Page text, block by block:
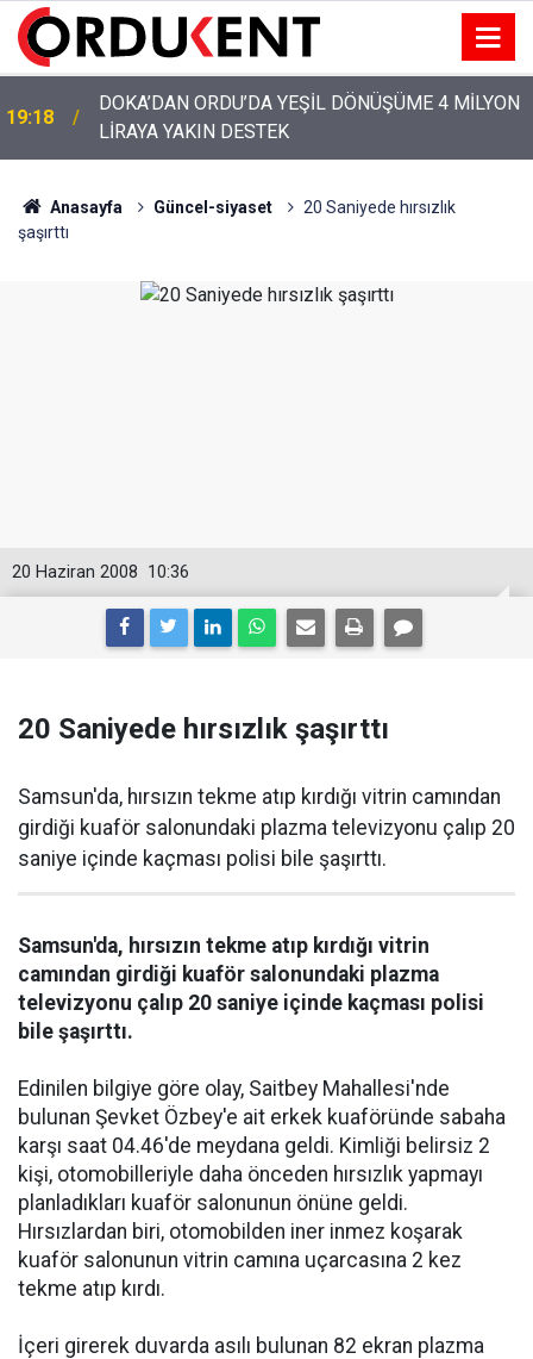
19:18
DOKA’DAN ORDU’DA YEŞİL DÖNÜŞÜME 4 MİLYON
LİRAYA YAKIN DESTEK
12:46
YENİ PARTİ’NİN ORDU’DAKİ 69 KİŞİLİK KURUCU
KADROSU AÇIKLANDI
Anasayfa Güncel-siyaset
20 Saniyede hırsızlık
şaşırttı
10:36
20 Haziran 2008
20 Saniyede hırsızlık şaşırttı
Samsun'da, hırsızın tekme atıp kırdığı vitrin camından
girdiği kuaför salonundaki plazma televizyonu çalıp 20
saniye içinde kaçması polisi bile şaşırttı.
Samsun'da, hırsızın tekme atıp kırdığı vitrin
camından girdiği kuaför salonundaki plazma
televizyonu çalıp 20 saniye içinde kaçması polisi
bile şaşırttı.
Edinilen bilgiye göre olay, Saitbey Mahallesi'nde
bulunan Şevket Özbey'e ait erkek kuaföründe sabaha
karşı saat 04.46'de meydana geldi. Kimliği belirsiz 2
kişi, otomobilleriyle daha önceden hırsızlık yapmayı
planladıkları kuaför salonunun önüne geldi.
Hırsızlardan biri, otomobilden iner inmez koşarak
kuaför salonunun vitrin camına uçarcasına 2 kez
tekme atıp kırdı.
İçeri girerek duvarda asılı bulunan 82 ekran plazma